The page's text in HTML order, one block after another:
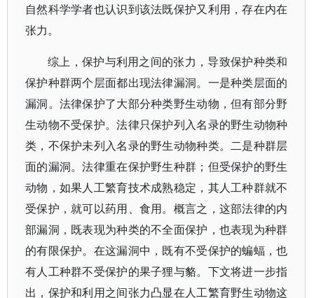
自然科学学者也认识到该法既保护又利用，存在内在
张力。
综上，保护与利用之间的张力，导致保护种类和
保护种群两个层面都出现法律漏洞。一是种类层面的
漏洞。法律保护了大部分种类野生动物，但有部分野
生动物不受保护。法律只保护列入名录的野生动物种
类，不保护未列入名录的野生动物种类。二是种群层
面的漏洞。法律重在保护野生种群；但受保护的野生
动物，如果人工繁育技术成熟稳定，其人工种群就不
受保护，就可以药用、食用。概言之，这部法律的内
部漏洞，既表现为种类的不全面保护，也表现为种群
的有限保护。在这漏洞中，既有不受保护的蝙蝠，也
有人工种群不受保护的果子狸与貉。下文将进一步指
出，保护和利用之间张力凸显在人工繁育野生动物这